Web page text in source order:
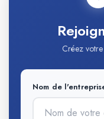
Créez
Nom de